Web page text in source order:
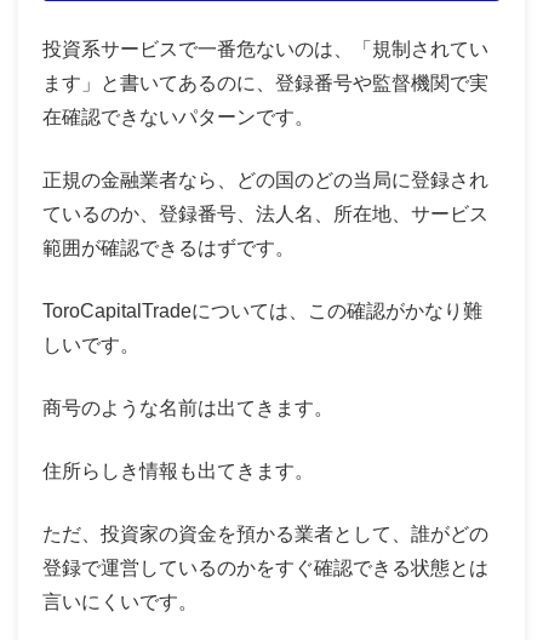
投資系サービスで一番危ないのは、「規制されてい
ます」と書いてあるのに、登録番号や監督機関で実
在確認できないパターンです。
正規の金融業者なら、どの国のどの当局に登録され
ているのか、登録番号、法人名、所在地、サービス
範囲が確認できるはずです。
ToroCapitalTradeについては、この確認がかなり難
しいです。
商号のような名前は出てきます。
住所らしき情報も出てきます。
ただ、投資家の資金を預かる業者として、誰がどの
登録で運営しているのかをすぐ確認できる状態とは
言いにくいです。